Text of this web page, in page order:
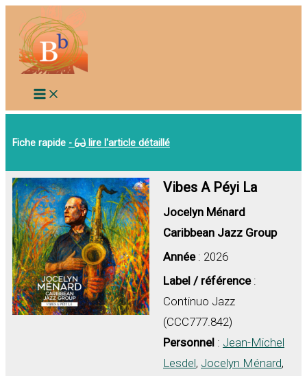
contenu
Fiche rapide - lire l'article détaillé
Vibes A Péyi La
Jocelyn Ménard
Caribbean Jazz Group
Année: 2026
Label / référence:
Continuo Jazz
(CCC777.842)
Personnel : Jean-Michel
Lesdel, Jocelyn Ménard,